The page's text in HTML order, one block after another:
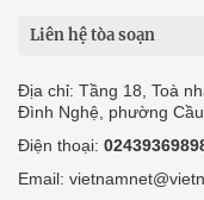
Liên hệ tòa soạn
Địa chỉ: Tầng 18, Toà
Đình Nghệ, phường Cầu
Điện thoại:
Email: